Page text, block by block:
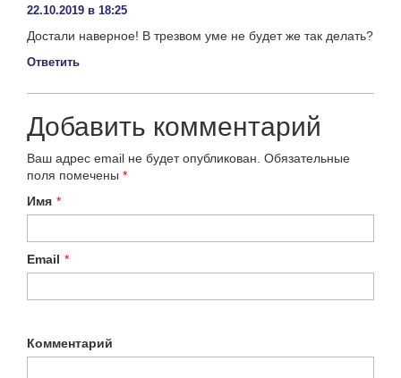
22.10.2019 в 18:25
Достали наверное! В трезвом уме не будет же так делать?
Ответить
Добавить комментарий
Ваш адрес email не будет опубликован. Обязательные
поля помечены *
Имя *
Email *
Комментарий